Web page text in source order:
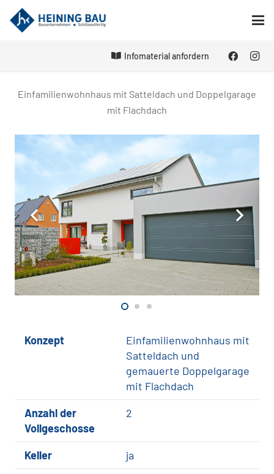
Infomaterial anfordern
Einfamilienwohnhaus mit Satteldach und Doppelgarage
mit Flachdach
Konzept
Einfamilienwohnhaus mit
Satteldach und
gemauerte Doppelgarage
mit Flachdach
Anzahl der
Vollgeschosse
2
Keller
ja